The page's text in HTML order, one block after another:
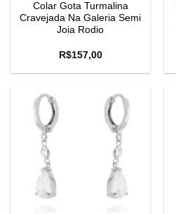
Colar Gota Turmalina
Cravejada Na Galeria Semi
Joia Rodio
R$157,00